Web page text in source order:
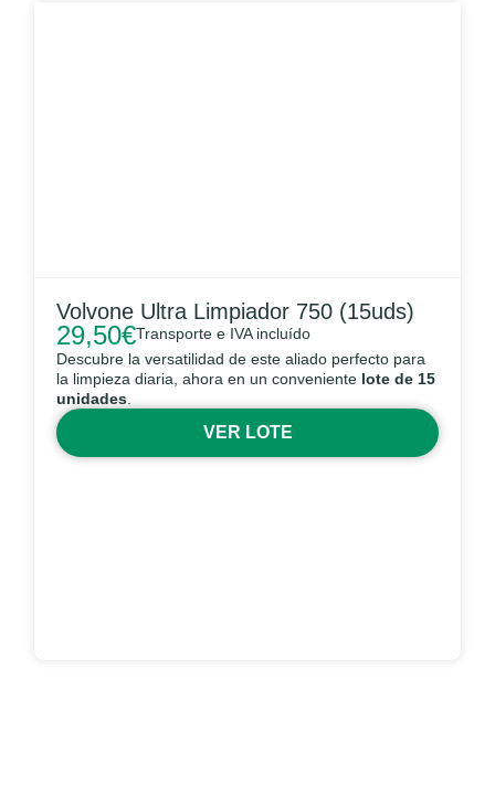
Volvone Ultra Limpiador 750 (15uds)
29,50€Transporte e IVA incluído
Descubre la versatilidad de este aliado perfecto para
la limpieza diaria, ahora en un conveniente lote de 15
unidades
VER LOTE